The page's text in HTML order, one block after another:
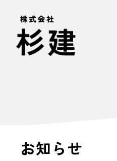
お知らせ